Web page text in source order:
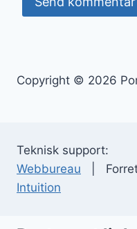
Copyright © 2026
Teknisk support:
Webbureau |
Intuition